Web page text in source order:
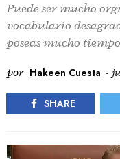
Puede ser mucho
vocabulario
poseas mucho
por Hakeen Cuesta -
SHARE